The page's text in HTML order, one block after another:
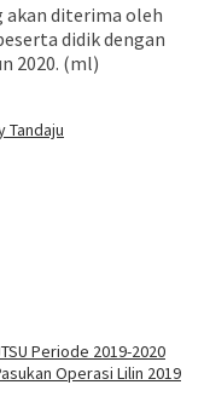
akan diterima oleh
didik dengan
2020. (ml)
Tandaju
Periode 2019-2020
Operasi Lilin 2019